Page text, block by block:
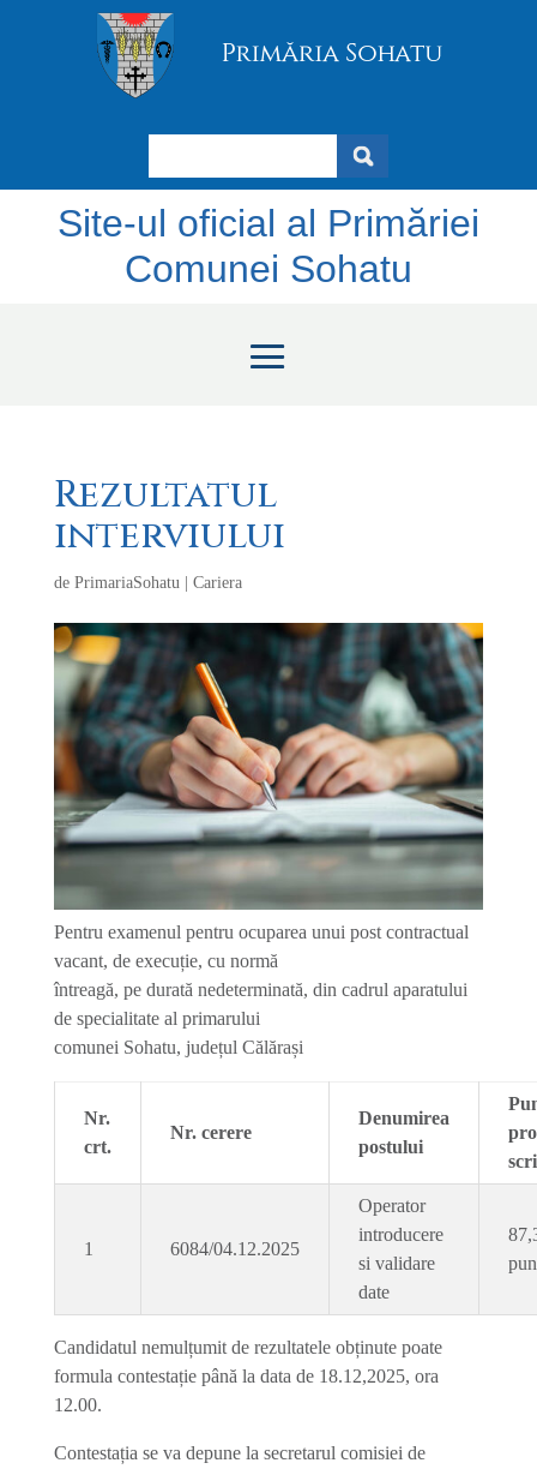
Site-ul oficial al Primăriei
Comunei Sohatu
Rezultatul
interviului
de PrimariaSohatu| Cariera
Pentru examenul pentru ocuparea unui post contractual
vacant, de execuție, cu normă
întreagă, pe durată nedeterminată, din cadrul aparatului
de specialitate al primarului
comunei Sohatu, județul Călărași
Nr.
crt.
Nr. cerere
Denumirea
postului
1 6084/04.12.2025
Operator
introducere
si validare
date
Candidatul nemulțumit de rezultatele obținute poate
formula contestație până la data de 18.12,2025, ora
12.00.
Contestația se va depune la secretarul comisiei de